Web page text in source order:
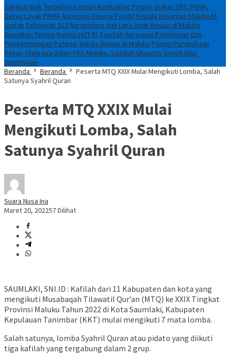
Sambut Baik Terpilihnya Ismail Rumbalifar Pimpin Golkar SBT, PAMA:
Beliau LayakPAMA Apresiasi Kinerja Positif Kepala Basarnas Maluku M.
Arafah Sebanyak 922 Narapidana dan Lima Anak Binaan di Maluku
Diusulkan Terima Remisi HUT RI Saadiah Apresiasi Pembinaan dan
Pengembangan Potensi Warga Binaan di Maluku Pimpin Pembukaan
Pekan Olahraga Ditjen PAS Maluku, Saadiah Uluputty Soroti Nilai
Sportivitas
Beranda
Beranda
Peserta MTQ XXIX Mulai Mengikuti Lomba, Salah
Satunya Syahril Quran
Peserta MTQ XXIX Mulai
Mengikuti Lomba, Salah
Satunya Syahril Quran
Suara Nusa Ina
Maret 20, 202257 Dilihat
SAUMLAKI, SNI.ID : Kafilah dari 11 Kabupaten dan kota yang
mengikuti Musabaqah Tilawatil Qur’an (MTQ) ke XXIX Tingkat
Provinsi Maluku Tahun 2022 di Kota Saumlaki, Kabupaten
Kepulauan Tanimbar (KKT) mulai mengikuti 7 mata lomba.
Salah satunya, lomba Syahril Quran atau pidato yang diikuti
tiga kafilah yang tergabung dalam 2 grup.